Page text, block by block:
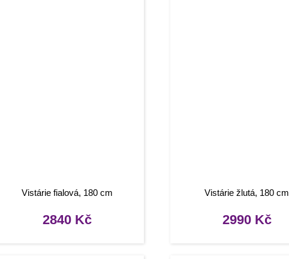
Vistárie fialová, 180 cm
2840 Kč
Vistárie žlutá, 180 cm
2990 Kč